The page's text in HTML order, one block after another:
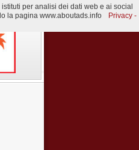
per analisi dei dati web e ai social
la pagina www.aboutads.info
Privacy -